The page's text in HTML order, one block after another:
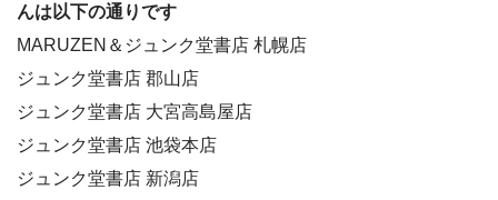
んは以下の通りです
MARUZEN＆ジュンク堂書店 札幌店
ジュンク堂書店 郡山店
ジュンク堂書店 大宮高島屋店
ジュンク堂書店 池袋本店
ジュンク堂書店 新潟店